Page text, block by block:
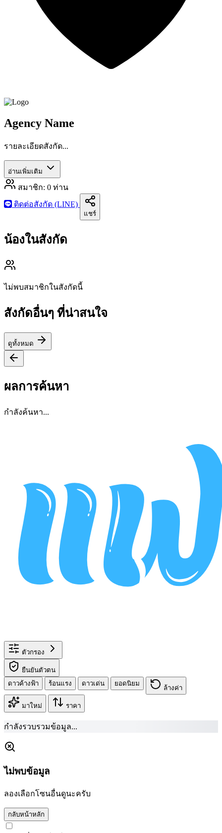
Agency Name
รายละเอียดสังกัด...
อ่านเพิ่มเติม
สมาชิก: 0 ท่าน
ติดต่อสังกัด (LINE)
แชร์
น้องในสังกัด
ไม่พบสมาชิกในสังกัดนี้
สังกัดอื่นๆ ที่น่าสนใจ
ดูทั้งหมด
ผลการค้นหา
กำลังค้นหา...
ตัวกรอง
ยืนยันตัวตน
ดาวค้างฟ้า
ร้อนแรง ดาวเด่น ยอดนิยม
ล้างค่า
มาใหม่ ราคา
กำลังรวบรวมข้อมูล...
ไม่พบข้อมูล
ลองเลือกโซนอื่นดูนะครับ
กลับหน้าหลัก